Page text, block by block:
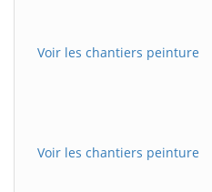
Voir les chantiers peinture
Voir les chantiers peinture